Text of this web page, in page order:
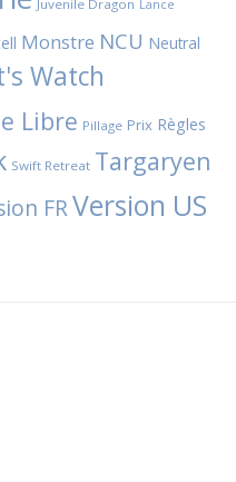
Juvenile Dragon Lance
Monstre NCU Neutral
Watch
Libre Pillage Prix Règles
Swift Retreat Targaryen
FRVersion US